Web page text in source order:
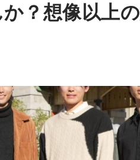
？想像以上